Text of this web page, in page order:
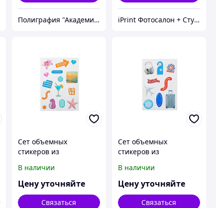
Полиграфия "Академия печати" iPrint Фотосалон + Студия фотомозаики, Расходники для вашего принтера
Сет объемных
стикеров из
В наличии
Цену уточняйте
Связаться
Сет объемных
стикеров из
В наличии
Цену уточняйте
Связаться